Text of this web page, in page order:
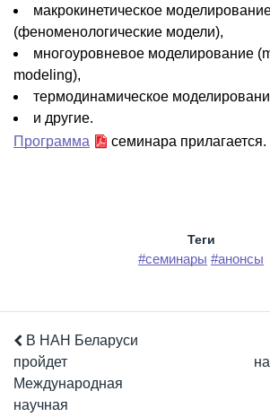
макрокинетическое
(феноменологические модели),
многоуровневое моделирование
modeling),
термодинамическое
и другие.
Программа
семинара прилагается.
Теги
#семинары #анонсы
В НАН Беларуси
пройдет
Международная
научная